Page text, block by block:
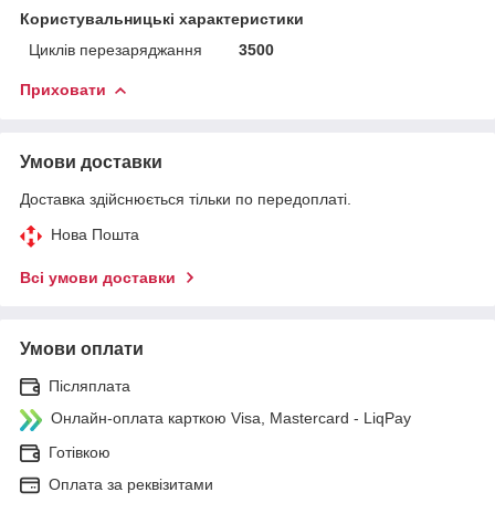
Користувальницькі характеристики
Циклів перезаряджання
3500
Приховати
Умови доставки
Доставка здійснюється тільки по передоплаті.
Нова Пошта
Всі умови доставки
Умови оплати
Післяплата
Онлайн-оплата карткою Visa, Mastercard - LiqPay
Готівкою
Оплата за реквізитами